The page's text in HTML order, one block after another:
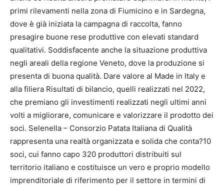
primi rilevamenti nella zona di Fiumicino e in Sardegna,
dove è già iniziata la campagna di raccolta, fanno
presagire buone rese produttive con elevati standard
qualitativi. Soddisfacente anche la situazione produttiva
negli areali della regione Veneto, dove la produzione si
presenta di buona qualità. Dare valore al Made in Italy e
alla filiera Risultati di bilancio, quelli realizzati nel 2022,
che premiano gli investimenti realizzati negli ultimi anni
volti a migliorare, comunicare e valorizzare il prodotto dei
soci. Selenella – Consorzio Patata Italiana di Qualità
rappresenta una realtà organizzata e solida che conta?10
soci, cui fanno capo 320 produttori distribuiti sul
territorio italiano e costituisce un vero e proprio modello
imprenditoriale di riferimento per il settore in termini di